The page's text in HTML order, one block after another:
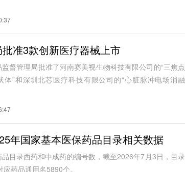
准3款创新医疗器械上市
督管理局批准了河南赛美视生物科技有限公司的“三焦点
体”和深圳北芯医疗科技有限公司的“心脏脉冲电场消融
年国家基本医保药品目录相关数据
目录西药和中成药的编号数，截至2026年7月3日，目录
药品通用名5890个。